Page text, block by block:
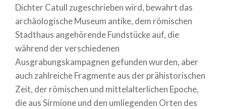
Dichter Catull zugeschrieben wird, bewahrt das
archäologische Museum antike, dem römischen
Stadthaus angehörende Fundstücke auf, die
während der verschiedenen
Ausgrabungskampagnen gefunden wurden, aber
auch zahlreiche Fragmente aus der prähistorischen
Zeit, der römischen und mittelalterlichen Epoche,
die aus Sirmione und den umliegenden Orten des